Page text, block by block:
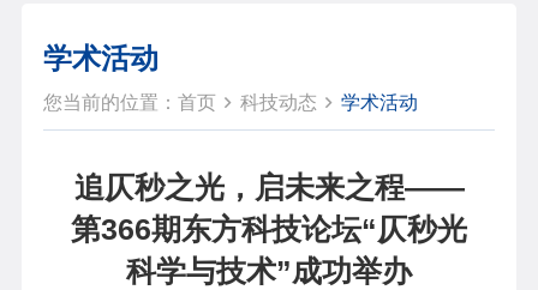
学术活动
您当前的位置： 首页 科技动态 学术活动
追仄秒之光，启未来之程——
第366期东方科技论坛“仄秒光
科学与技术”成功举办